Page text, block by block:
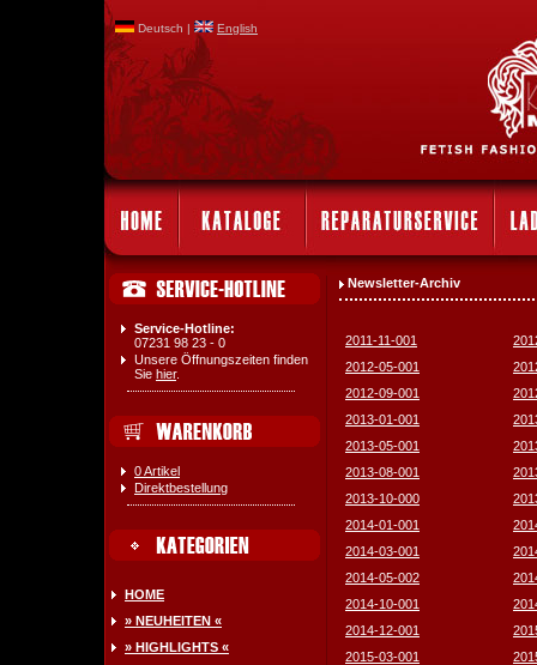
Deutsch | English
Service-Hotline:
07231 98 23 - 0
Unsere Öffnungszeiten finden
Sie hier.
0 Artikel
Direktbestellung
HOME
» NEUHEITEN «
» HIGHLIGHTS «
Newsletter-Archiv
2011-11-001
2012-05-001
2012-09-001
2013-01-001
2013-05-001
2013-08-001
2013-10-000
2014-01-001
2014-03-001
2014-05-002
2014-10-001
2014-12-001
2015-03-001